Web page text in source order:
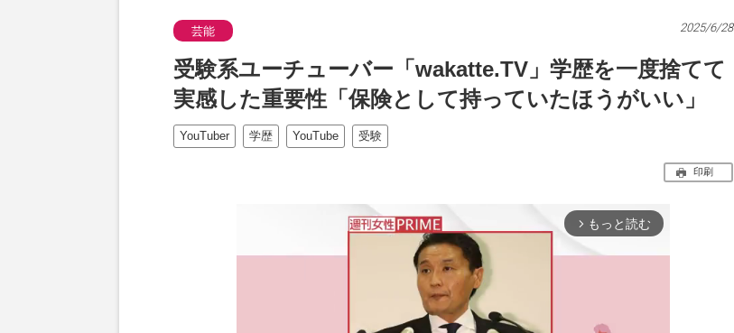
芸能 2025/6/28
受験系ユーチューバー「wakatte.TV」学歴を一度捨てて
実感した重要性「保険として持っていたほうがいい」
YouTuber 学歴 YouTube 受験
印刷
arrow_forward_ios もっと読む